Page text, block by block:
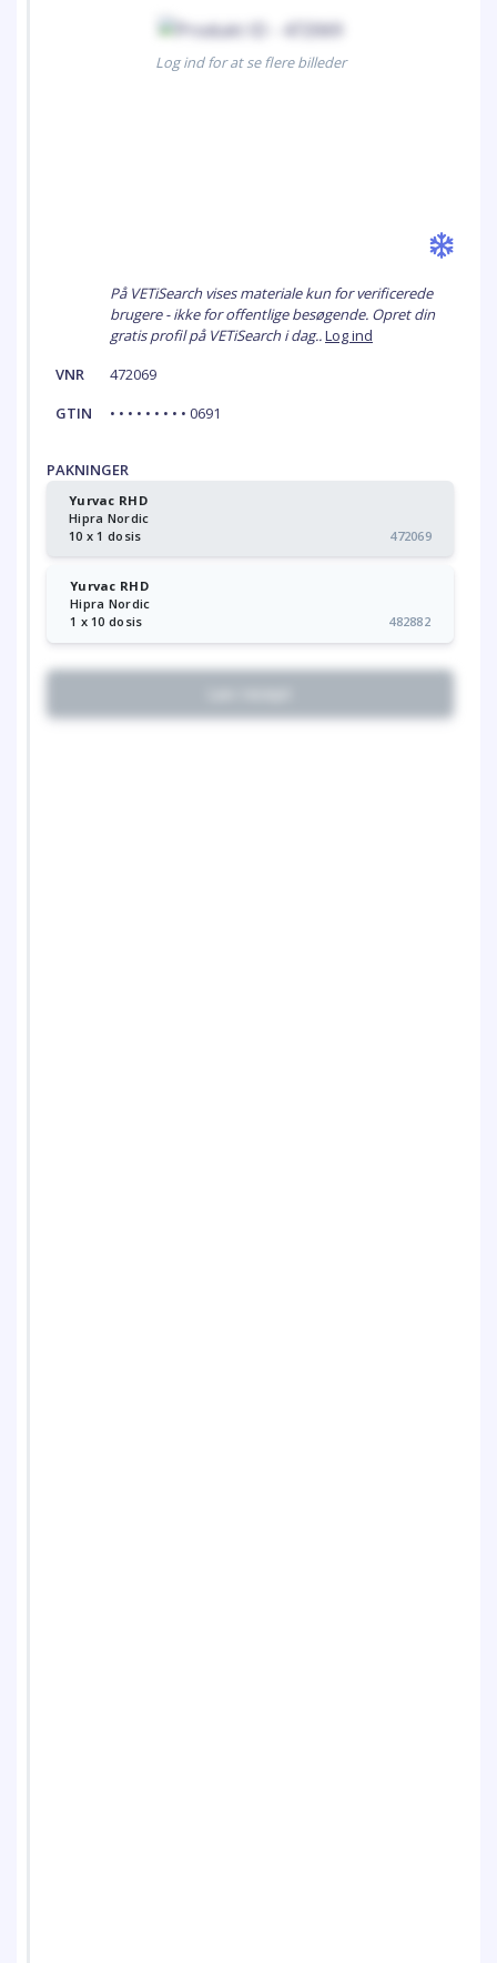
Log ind for at se flere billeder
På VETiSearch vises materiale kun for verificerede
brugere - ikke for offentlige besøgende. Opret din
gratis profil på VETiSearch i dag..Log ind
VNR
472069
GTIN
• • • • • • • • • 0691
PAKNINGER
Yurvac RHD
Hipra Nordic
10 x 1 dosis
472069
Yurvac RHD
Hipra Nordic
1 x 10 dosis
482882